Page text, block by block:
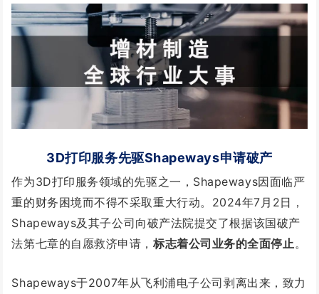
3D打印服务先驱Shapeways申请破产
作为3D打印服务领域的先驱之一，Shapeways因面临严
重的财务困境而不得不采取重大行动。2024年7月2日，
Shapeways及其子公司向破产法院提交了根据该国破产
法第七章的自愿救济申请，标志着公司业务的全面停止 。
Shapeways于2007年从飞利浦电子公司剥离出来，致力